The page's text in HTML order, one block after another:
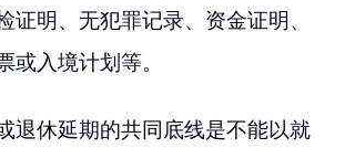
证明、无犯罪记录、资金证明、
或入境计划等。
退休延期的共同底线是不能以就